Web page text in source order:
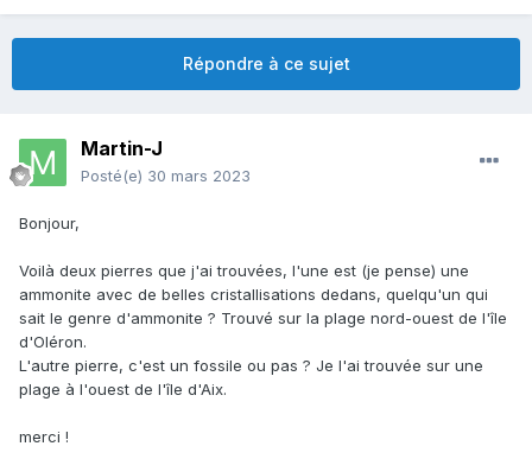
Répondre à ce sujet
Martin-J
Posté(e) 30 mars 2023
Bonjour,
Voilà deux pierres que j'ai trouvées, l'une est (je pense) une
ammonite avec de belles cristallisations dedans, quelqu'un qui
sait le genre d'ammonite ? Trouvé sur la plage nord-ouest de l'île
d'Oléron.
L'autre pierre, c'est un fossile ou pas ? Je l'ai trouvée sur une
plage à l'ouest de l'île d'Aix.
merci !